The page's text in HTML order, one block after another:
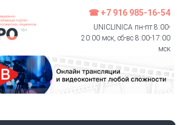
☎ +7 916 985-16-54
UNICLINICA пн-пт 8:00-
20:00 мск, сб-вс 8:00-17:00
мск